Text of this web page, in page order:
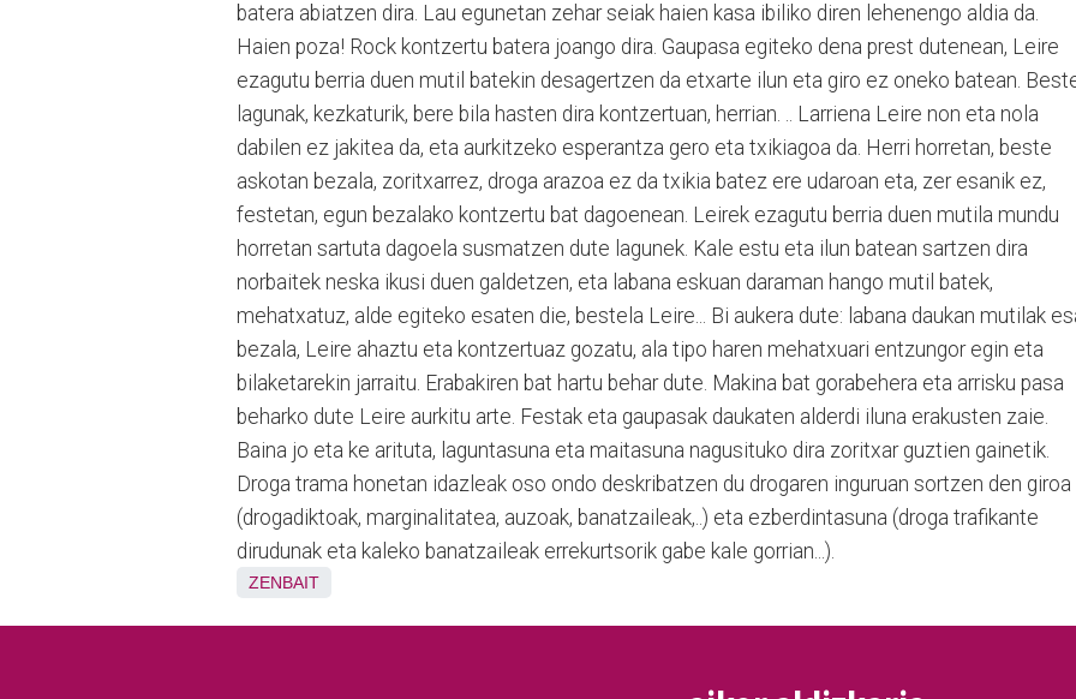
batera abiatzen dira. Lau egunetan zehar seiak haien kasa ibiliko diren lehenengo aldia da.
Haien poza! Rock kontzertu batera joango dira. Gaupasa egiteko dena prest dutenean, Leire
ezagutu berria duen mutil batekin desagertzen da etxarte ilun eta giro ez oneko batean.
lagunak, kezkaturik, bere bila hasten dira kontzertuan, herrian. .. Larriena Leire non eta nola
dabilen ez jakitea da, eta aurkitzeko esperantza gero eta txikiagoa da. Herri horretan, beste
askotan bezala, zoritxarrez, droga arazoa ez da txikia batez ere udaroan eta, zer esanik ez,
festetan, egun bezalako kontzertu bat dagoenean. Leirek ezagutu berria duen mutila mundu
horretan sartuta dagoela susmatzen dute lagunek. Kale estu eta ilun batean sartzen dira
norbaitek neska ikusi duen galdetzen, eta labana eskuan daraman hango mutil batek,
mehatxatuz, alde egiteko esaten die, bestela Leire... Bi aukera dute: labana daukan mutilak
bezala, Leire ahaztu eta kontzertuaz gozatu, ala tipo haren mehatxuari entzungor egin eta
bilaketarekin jarraitu. Erabakiren bat hartu behar dute. Makina bat gorabehera eta arrisku pasa
beharko dute Leire aurkitu arte. Festak eta gaupasak daukaten alderdi iluna erakusten zaie.
Baina jo eta ke arituta, laguntasuna eta maitasuna nagusituko dira zoritxar guztien gainetik.
Droga trama honetan idazleak oso ondo deskribatzen du drogaren inguruan sortzen den giroa
(drogadiktoak, marginalitatea, auzoak, banatzaileak,..) eta ezberdintasuna (droga trafikante
dirudunak eta kaleko banatzaileak errekurtsorik gabe kale gorrian...).
ZENBAIT